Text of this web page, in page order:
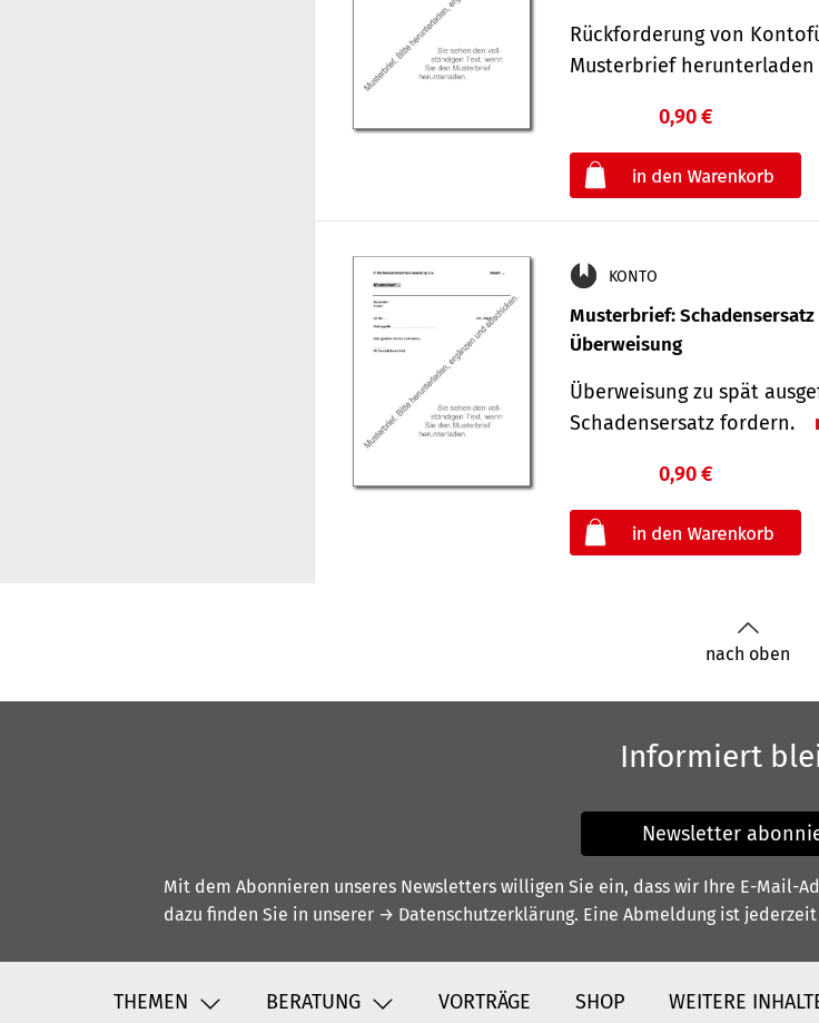
Rückforderung von
Musterbrief
0,90 €
KONTO
Musterbrief:
Überweisung
Überweisung zu spät
Schadensersatz fordern.
0,90 €
nach oben
Informiert
Newsletter
Mit dem Abonnieren unseres Newsletters willigen Sie ein, dass wir Ihre E-Mail-
dazu finden Sie in unserer → Datenschutzerklärung. Eine Abmeldung ist
THEMEN BERATUNG VORTRÄGE SHOP WEITERE